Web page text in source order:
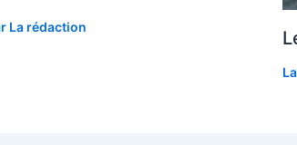
La rédaction